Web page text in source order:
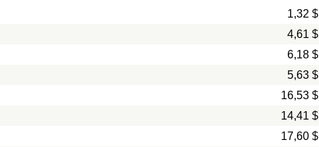
1,32 $
4,61 $
6,18 $
5,63 $
16,53 $
14,41 $
17,60 $